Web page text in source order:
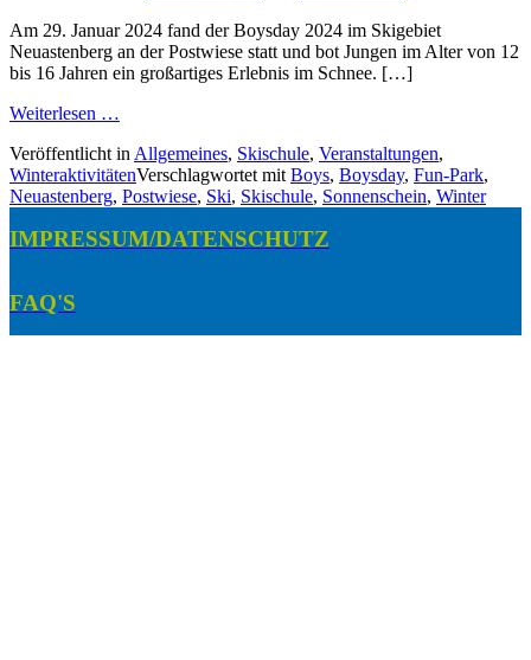
Am 29. Januar 2024 fand der Boysday 2024 im Skigebiet
Neuastenberg an der Postwiese statt und bot Jungen im Alter von 12
bis 16 Jahren ein großartiges Erlebnis im Schnee. […]
Weiterlesen …
Boysday
2024
für
Jungs
Veröffentlicht in Allgemeines, Skischule, Veranstaltungen,
WinteraktivitätenVerschlagwortet mit Boys, Boysday, Fun-Park,
Neuastenberg, Postwiese, Ski, Skischule, Sonnenschein, Winter
IMPRESSUM/DATENSCHUTZ
FAQ'S